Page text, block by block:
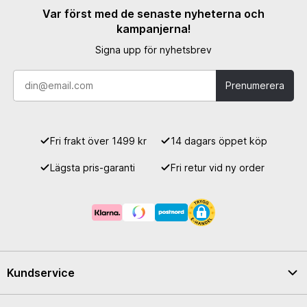
Med sitt breda sortiment kan Albek erbjuda produkter som
passar både professionella förare och hobbyåkare. Välj Albek
för att säkerställa optimal vätskebalans och förbättrad
prestation på banan och i terrängen.
Var först med de senaste nyheterna och
kampanjerna!
Signa upp för nyhetsbrev
Prenumerera
Fri frakt över 1499 kr 14 dagars öppet köp
Lägsta pris-garanti Fri retur vid ny order
Kundservice